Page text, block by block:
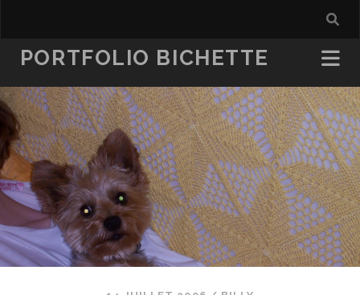
PORTFOLIO BICHETTE